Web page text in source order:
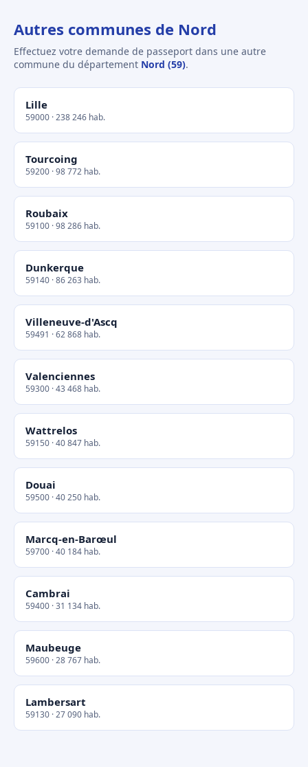
Autres communes de Nord
Effectuez votre demande de passeport dans une autre
commune du département Nord (59).
Lille
59000 · 238 246 hab.
Tourcoing
59200 · 98 772 hab.
Roubaix
59100 · 98 286 hab.
Dunkerque
59140 · 86 263 hab.
Villeneuve-d'Ascq
59491 · 62 868 hab.
Valenciennes
59300 · 43 468 hab.
Wattrelos
59150 · 40 847 hab.
Douai
59500 · 40 250 hab.
Marcq-en-Barœul
59700 · 40 184 hab.
Cambrai
59400 · 31 134 hab.
Maubeuge
59600 · 28 767 hab.
Lambersart
59130 · 27 090 hab.